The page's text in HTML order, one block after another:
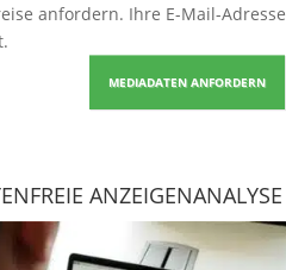
anfordern. Ihre E-Mail-Adresse
MEDIADATEN ANFORDERN
ANZEIGENANALYSE